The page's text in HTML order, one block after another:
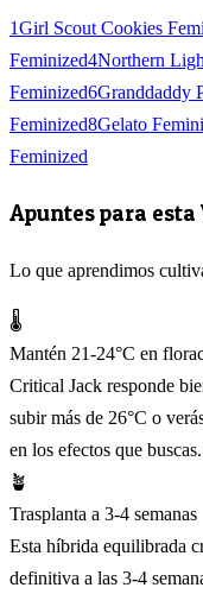
1Girl Scout Cookies
Feminized4Northern
Feminized6Granddaddy
Feminized8Gelato
Feminized
Apuntes para esta
Lo que aprendimos
🌡️
Mantén 21-24°C en
Critical Jack responde
subir más de 26°C o
en los efectos que
🪴
Trasplanta a 3-4 semanas
Esta híbrida equilibrada
definitiva a las 3-4